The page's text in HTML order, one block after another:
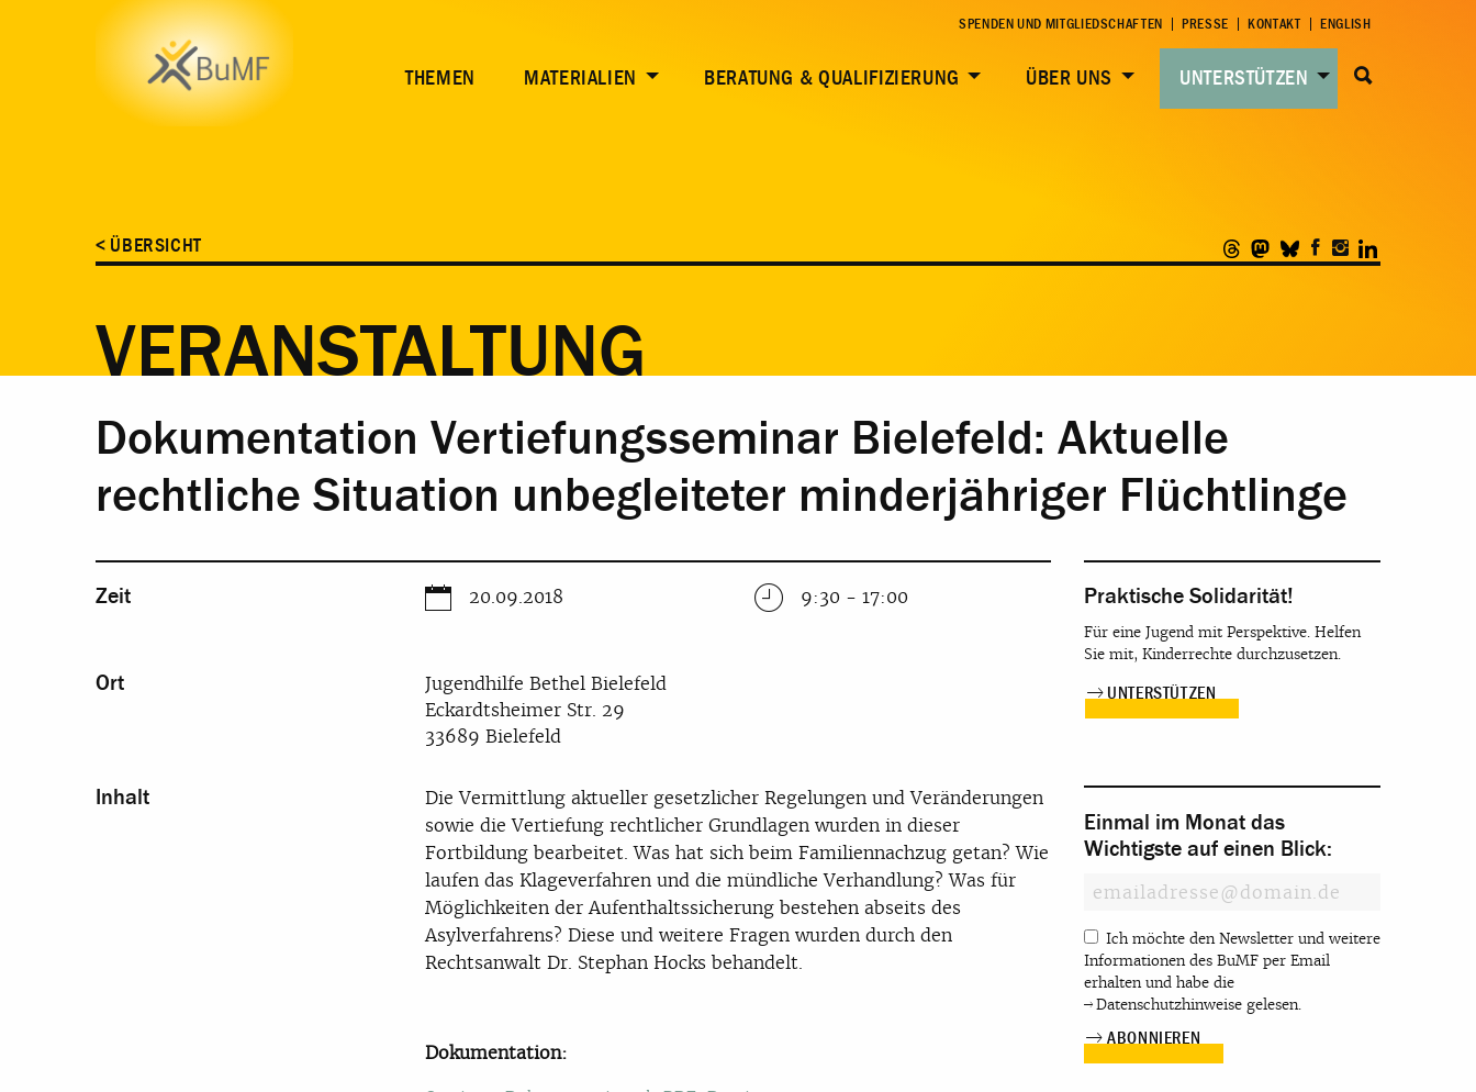
SPENDEN UND MITGLIEDSCHAFTEN PRESSE KONTAKT ENGLISH
THEMEN MATERIALIEN BERATUNG & QUALIFIZIERUNG ÜBER UNS UNTERSTÜTZEN
< ÜBERSICHT
VERANSTALTUNG
ORT INHALT
Dokumentation Vertiefungsseminar Bielefeld: Aktuelle
rechtliche Situation unbegleiteter minderjähriger Flüchtlinge
Zeit 20.09.2018 9:30 - 17:00
Ort
Jugendhilfe Bethel Bielefeld
Eckardtsheimer Str. 29
33689 Bielefeld
Inhalt
Die Vermittlung aktueller gesetzlicher Regelungen und Veränderungen
sowie die Vertiefung rechtlicher Grundlagen wurden in dieser
Fortbildung bearbeitet. Was hat sich beim Familiennachzug getan? Wie
laufen das Klageverfahren und die mündliche Verhandlung? Was für
Möglichkeiten der Aufenthaltssicherung bestehen abseits des
Asylverfahrens? Diese und weitere Fragen wurden durch den
Rechtsanwalt Dr. Stephan Hocks behandelt.
Dokumentation:
Praktische Solidarität!
Für eine Jugend mit Perspektive. Helfen
Sie mit, Kinderrechte durchzusetzen.
UNTERSTÜTZEN
Einmal im Monat das
Wichtigste auf einen Blick:
Ich möchte den Newsletter und weitere
Informationen des BuMF per Email
erhalten und habe die
Datenschutzhinweise gelesen.